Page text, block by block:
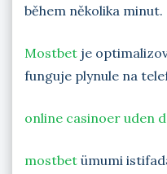
během několika minut.
Mostbet je
funguje plynule na
online casinoer uden
mostbet ümumi